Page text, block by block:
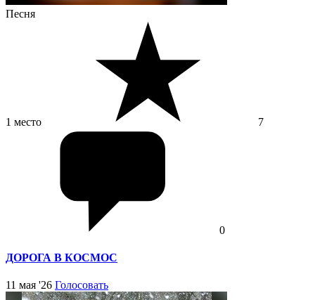
Песня
1 место 7
0
ДОРОГА В КОСМОС
11 мая '26 Голосовать